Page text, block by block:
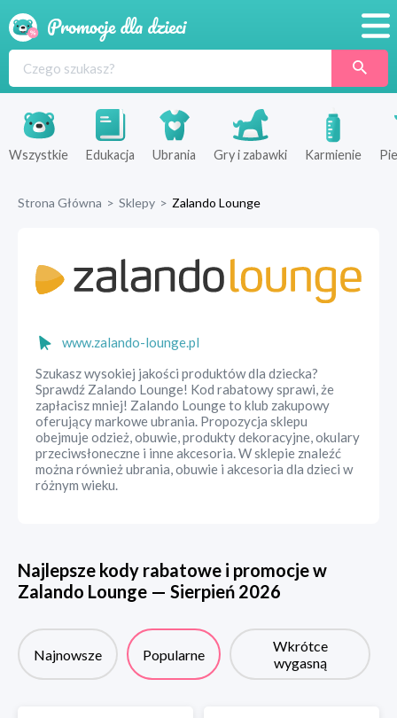
Produkty
Sklepy
Wszystkie Edukacja Ubrania Gry i zabawki Karmienie
Strona Główna > Sklepy > Zalando Lounge
www.zalando-lounge.pl
Szukasz wysokiej jakości produktów dla dziecka?
Sprawdź Zalando Lounge! Kod rabatowy sprawi, że
zapłacisz mniej! Zalando Lounge to klub zakupowy
oferujący markowe ubrania. Propozycja sklepu
obejmuje odzież, obuwie, produkty dekoracyjne, okulary
przeciwsłoneczne i inne akcesoria. W sklepie znaleźć
można również ubrania, obuwie i akcesoria dla dzieci w
różnym wieku.
Najlepsze kody rabatowe i promocje w
Zalando Lounge — Sierpień 2026
Najnowsze Popularne
Wkrótce
wygasną